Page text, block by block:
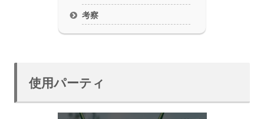
考察
使用パーティ